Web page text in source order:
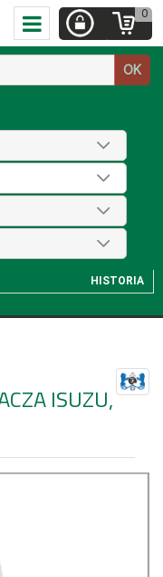
0
OK
HISTORIA
ISUZU,